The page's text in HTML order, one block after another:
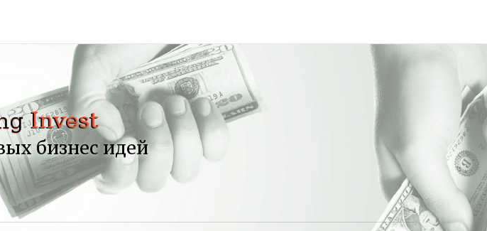
бизнес идей